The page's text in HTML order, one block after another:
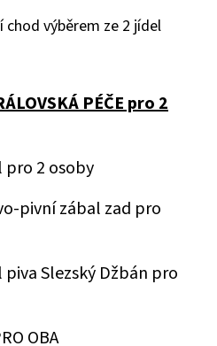
chod výběrem ze 2 jídel
PÉČE pro 2
2 osoby
pivní zábal zad pro
Slezský Džbán pro
OBA